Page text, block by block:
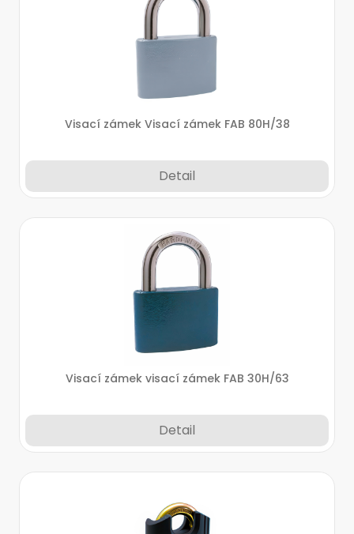
Visací zámek Visací zámek FAB 80H/38
Detail
Visací zámek visací zámek FAB 30H/63
Detail